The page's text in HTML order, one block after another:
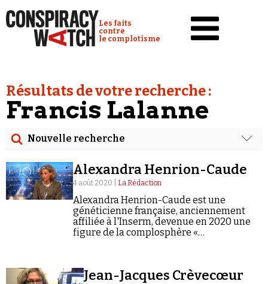
Conspiracy Watch :
Les faits
contre
le complotisme
Analyses
Conspipédia
Vidéos
Émissions
Revues de presse
Newsletter
Faire un don
Se connecter
Résultats de votre recherche :
Francis Lalanne
Nouvelle recherche
Date
Rechercher dans tous les contenus
Cibler votre recherche
Alexandra Henrion-Caude
4 août 2020 | La Rédaction
Alexandra Henrion-Caude est une
généticienne française, anciennement
affiliée à l'Inserm, devenue en 2020 une
figure de la complosphère «
Jean-Jacques Crèvecœur